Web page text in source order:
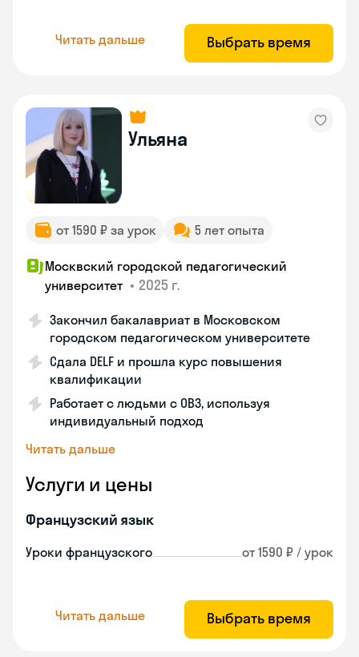
Читать дальше Выбрать время
Ульяна
от 1590 ₽ за урок 5 лет опыта
Москвский городской педагогический
университет • 2025 г.
Закончил бакалавриат в Московском
городском педагогическом университете
Сдала DELF и прошла курс повышения
квалификации
Работает с людьми с ОВЗ, используя
индивидуальный подход
Читать дальше
Услуги и цены
Французский язык
Уроки французского от 1590 ₽ / урок
Читать дальше Выбрать время